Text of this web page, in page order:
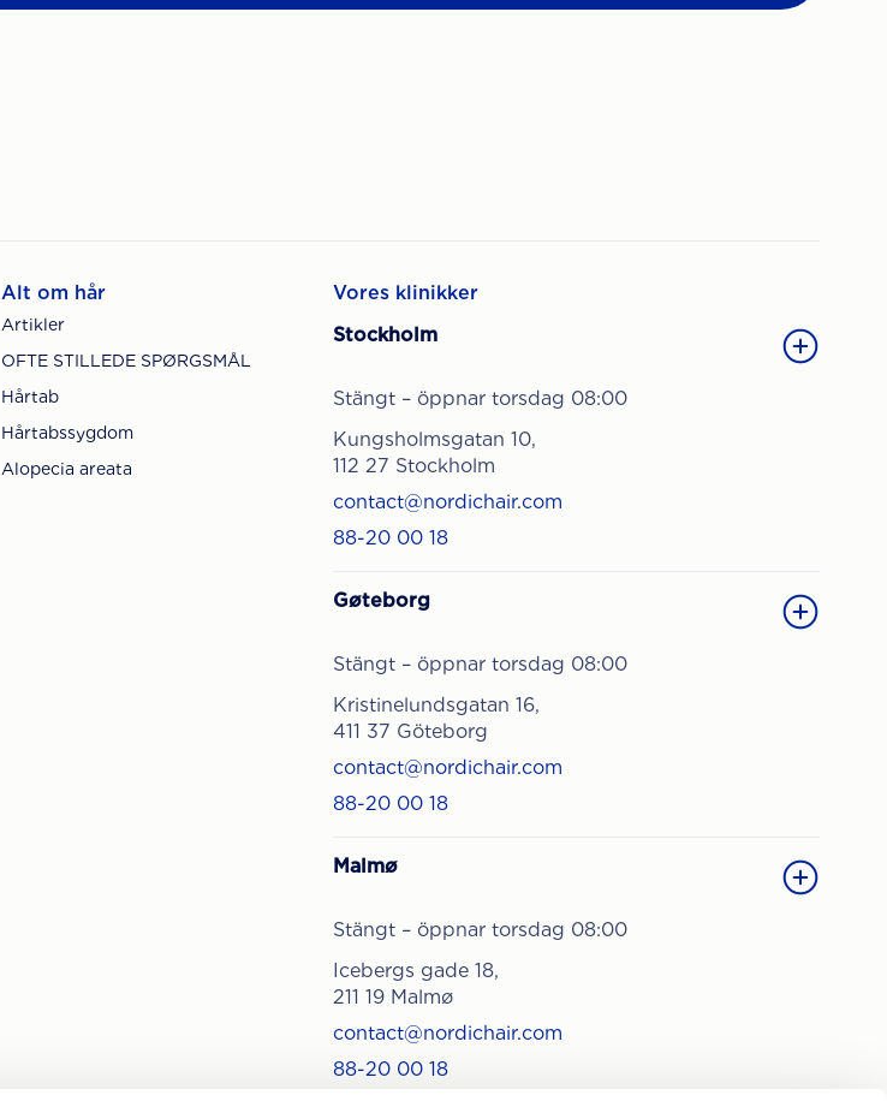
Alt om hår
Artikler
OFTE STILLEDE SPØRGSMÅL
Hårtab
Hårtabssygdom
Alopecia areata
Vores klinikker
Stockholm
Stängt – öppnar torsdag 08:00
Kungsholmsgatan 10,
112 27 Stockholm
contact@nordichair.com
88-20 00 18
Gøteborg
Stängt – öppnar torsdag 08:00
Kristinelundsgatan 16,
411 37 Göteborg
contact@nordichair.com
88-20 00 18
Malmø
Stängt – öppnar torsdag 08:00
Icebergs gade 18,
211 19 Malmø
contact@nordichair.com
88-20 00 18